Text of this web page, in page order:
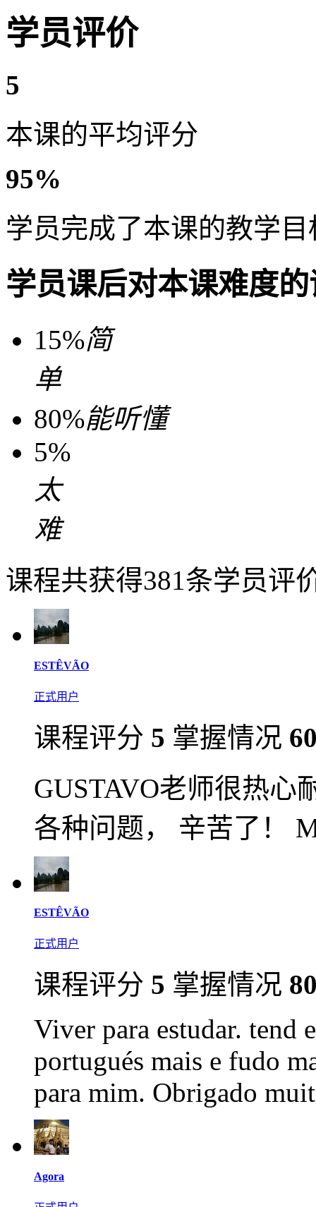
学员评价
5
本课的平均评分
95%
学员完成了本课的教学目
学员课后对本课难度
15%简
单
80%能听懂
5%
太
难
课程共获得381条学员评
ESTÊVÃO
正式用户
课程评分 5 掌握情况
GUSTAVO老师很热心
各种问题， 辛苦了！
ESTÊVÃO
正式用户
课程评分 5 掌握情况
Viver para estudar. tend
portugués mais e fudo
para mim. Obrigado
Agora